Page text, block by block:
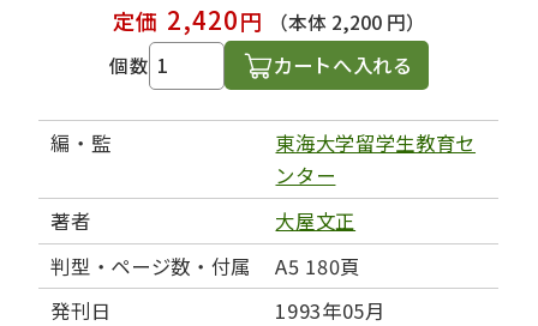
定価 2,420円
（本体 2,200 円）
個数
カートへ入れる
編・監
東海大学留学生教育セ
ンター
著者
大屋文正
判型・ページ数・付属
A5 180頁
発刊日
1993年05月